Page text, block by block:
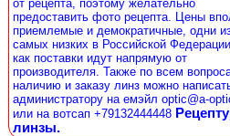
от рецепта, поэтому желательно
предоставить фото рецепта. Цены
приемлемые и демократичные, одни
самых низких в Российской
как поставки идут напрямую от
производителя. Также по всем
наличию и заказу линз можно
администратору на емэйл optic@a-
или на вотсап +79132444448
линзы.